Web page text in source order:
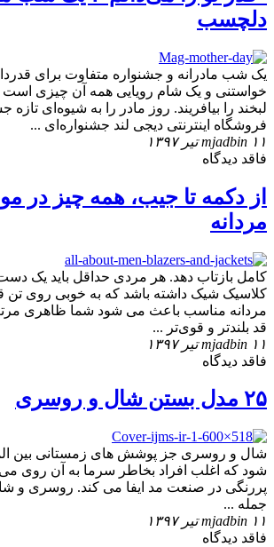
دلچسب
یک شب مادرانه و جشنواره متفاوت برای
خواستنی و یک شام رویایی همه آن چیزی است
لبخند را بیافریند. روز مادر را به شیوه‌ای
فروشگاه اینترنتی دیجی لند جشنواره‌ای ...
mjadbin ۱۱ تیر ۱۳۹۷
فاقد دیدگاه
از دکمه تا جیب، همه چیز در
مردانه
کامل بازتاب دهد. هر مردی حداقل باید یک
کلاسیک شیک داشته باشد که به خوبی روی تن
مردانه مناسب باعث می شود شما ظاهری
قد بلندتر و قوی‌تر ...
mjadbin ۱۱ تیر ۱۳۹۷
فاقد دیدگاه
۲۵ مدل بستن شال و روسری
شال و روسری جز پوشش های زمستانی بین
شود که اغلب افراد بخاطر سرما به آن روی می
پررنگی در صنعت مد ایفا می کند. روسری و
جمله ...
mjadbin ۱۱ تیر ۱۳۹۷
فاقد دیدگاه